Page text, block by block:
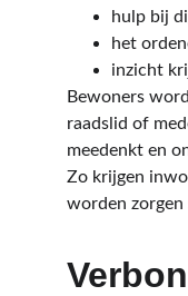
hulp bij
het
inzicht
Bewoners
raadslid of
meedenkt en
Zo krijgen
worden zorgen